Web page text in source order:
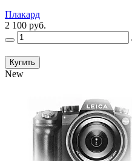
Плакард
2 100 руб.
Купить
New